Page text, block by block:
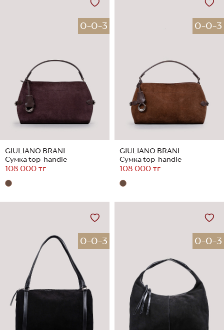
0-0-3
GIULIANO BRANI
Сумка top-handle
108 000 тг
0-0-3
GIULIANO BRANI
Сумка top-handle
108 000 тг
0-0-3 0-0-3